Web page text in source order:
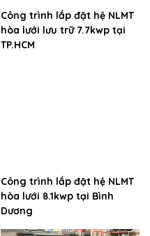
Công trình lắp đặt hệ NLMT
hòa lưới lưu trữ 7.7kwp tại
TP.HCM
Công trình lắp đặt hệ NLMT
hòa lưới 8.1kwp tại Bình
Dương